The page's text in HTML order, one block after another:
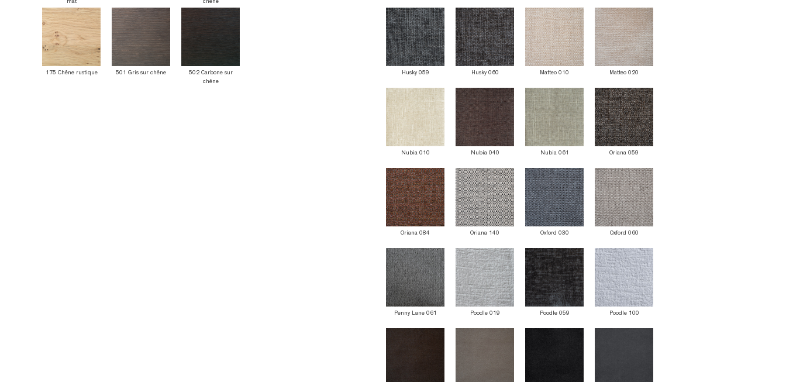
mat
chêne
175 Chêne rustique 501 Gris sur chêne
502 Carbone sur
chêne
Husky 059 Husky 060 Matteo 010 Matteo 020
Nubia 010 Nubia 040 Nubia 061 Oriana 059
Oriana 084 Oriana 140 Oxford 030 Oxford 060
Penny Lane 061 Poodle 019 Poodle 059 Poodle 100